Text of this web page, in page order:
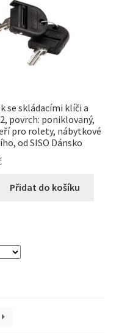
se skládacími klíči a
povrch: poniklovaný,
pro rolety, nábytkové
od SISO Dánsko
Přidat do košíku